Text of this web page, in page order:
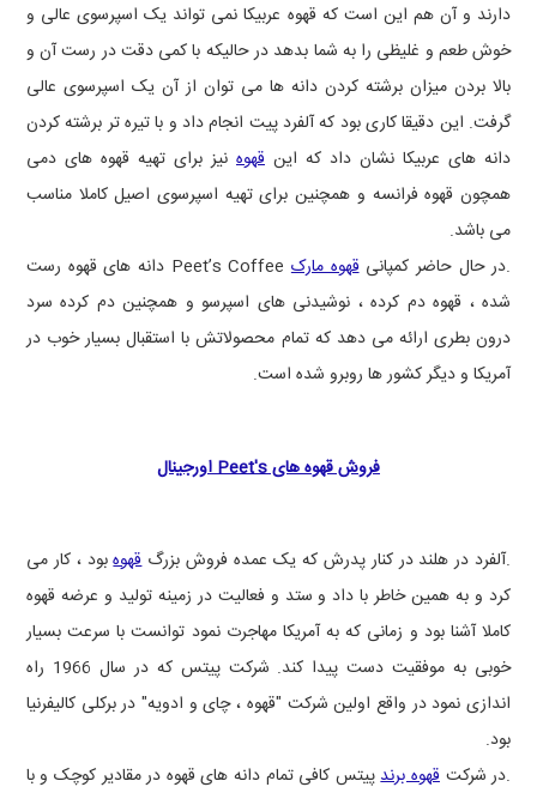
دارند و آن هم این است که قهوه عربیکا نمی تواند یک اسپرسوی عالی و
خوش طعم و غلیظی را به شما بدهد در حالیکه با کمی دقت در رست آن و
بالا بردن میزان برشته کردن دانه ها می توان از آن یک اسپرسوی عالی
گرفت. این دقیقا کاری بود که آلفرد پیت انجام داد و با تیره تر برشته کردن
دانه های عربیکا نشان داد که این قهوه نیز برای تهیه قهوه های دمی
همچون قهوه فرانسه و همچنین برای تهیه اسپرسوی اصیل کاملا مناسب
می باشد.
.در حال حاضر کمپانیقهوه مارک Peet’s Coffee دانه های قهوه رست
شده ، قهوه دم کرده ، نوشیدنی های اسپرسو و همچنین دم کرده سرد
درون بطری ارائه می دهد که تمام محصولاتش با استقبال بسیار خوب در
آمریکا و دیگر کشور ها روبرو شده است.
فروش قهوه های Peet's اورجینال
.آلفرد در هلند در کنار پدرش که یک عمده فروش بزرگقهوهبود ، کار می
کرد و به همین خاطر با داد و ستد و فعالیت در زمینه تولید و عرضه قهوه
کاملا آشنا بود و زمانی که به آمریکا مهاجرت نمود توانست با سرعت بسیار
خوبی به موفقیت دست پیدا کند. شرکت پیتس که در سال 1966 راه
اندازی نمود در واقع اولین شرکت "قهوه ، چای و ادویه" در برکلی کالیفرنیا
بود.
.در شرکتقهوه برندپیتس کافی تمام دانه های قهوه در مقادیر کوچک و با